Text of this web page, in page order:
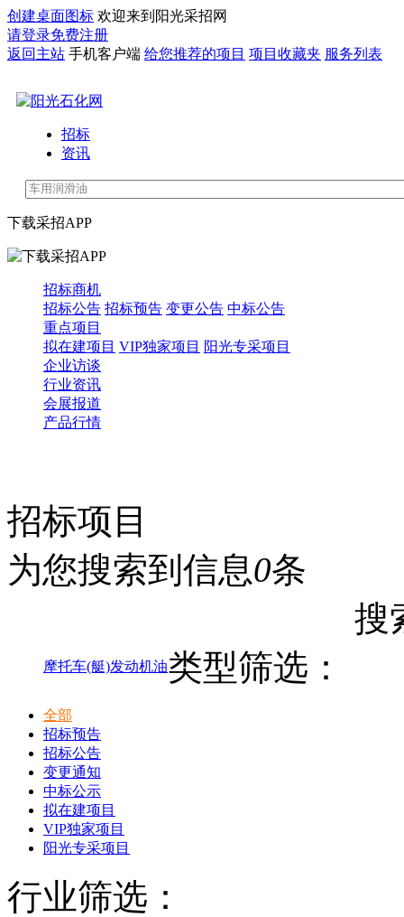
创建桌面图标 欢迎来到阳光采招网
请登录免费注册
返回主站 手机客户端 给您推荐的项目 项目收藏夹 服务列表
招标
资讯
下载采招APP
招标商机
招标公告 招标预告 变更公告 中标公告
重点项目
拟在建项目 VIP独家项目 阳光专采项目
企业访谈
行业资讯
会展报道
产品行情
招标项目
为您搜索到信息0条
搜
摩托车(艇)发动机油类型筛选：
全部
招标预告
招标公告
变更通知
中标公示
拟在建项目
VIP独家项目
阳光专采项目
行业筛选：